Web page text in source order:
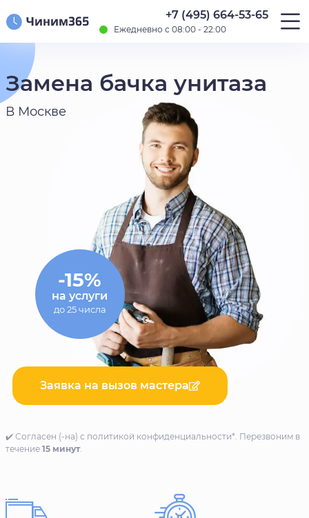
+7 (495) 664-53-65
Ежедневно с 08:00 - 22:00
Замена бачка унитаза
В Москве
Заявка на вызов мастера
✔️ Согласен (-на) с политикой конфиденциальности*. Перезвоним в
течение 15 минут.
-15%
на услуги
до 25 числа